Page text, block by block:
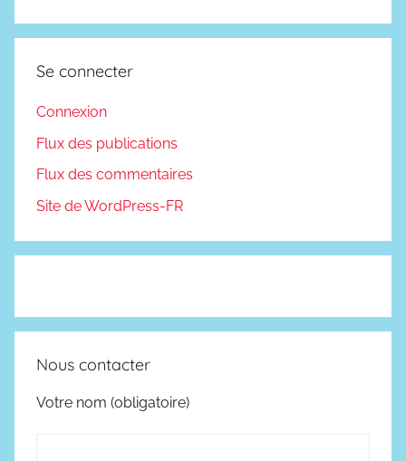
Se connecter
Connexion
Flux des publications
Flux des commentaires
Site de WordPress-FR
Nous contacter
Votre nom (obligatoire)